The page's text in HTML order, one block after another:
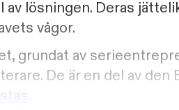
av lösningen. Deras
vågor.
grundat av
De är en del av